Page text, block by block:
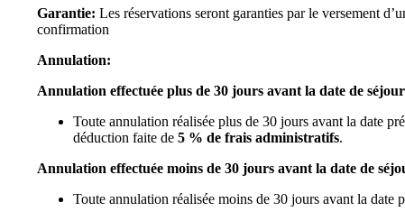
Garantie: Les réservations seront garanties par le versement
confirmation
Annulation:
Annulation effectuée plus de 30 jours avant la date de séjour
Toute annulation réalisée plus de 30 jours avant la date
déduction faite de 5 % de frais administratifs.
Annulation effectuée moins de 30 jours avant la date de
Toute annulation réalisée moins de 30 jours avant la date